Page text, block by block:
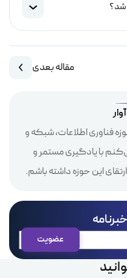
مقاله بعدی
فناوری اطلاعات، شبکه و
با یادگیری مستمر و
این حوزه داشته باشم.